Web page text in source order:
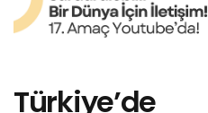
Türkiye’de